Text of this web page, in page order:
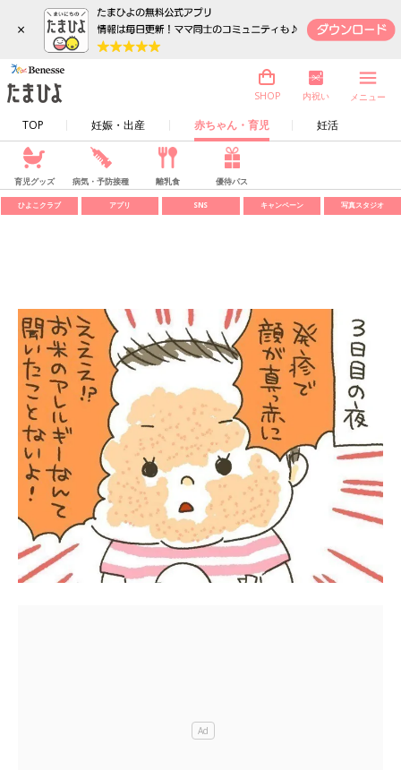
×
TOP 妊娠・出産 赤ちゃん・育児 妊活
SHOP 内祝い メニュー
育児グッズ 病気・予防接種 離乳食 優待パス
ひよこクラブ アプリ SNS キャンペーン 写真スタジオ